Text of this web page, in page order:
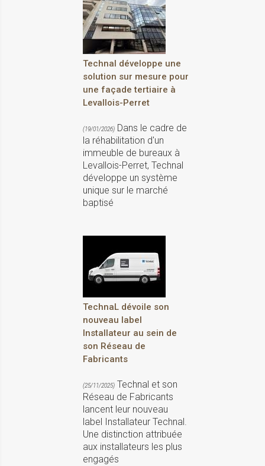
Technal développe une
solution sur mesure pour
une façade tertiaire à
Levallois-Perret
(19/01/2026) Dans le cadre de
la réhabilitation d'un
immeuble de bureaux à
Levallois-Perret, Technal
développe un système
unique sur le marché
baptisé
TechnaL dévoile son
nouveau label
Installateur au sein de
son Réseau de
Fabricants
(25/11/2025) Technal et son
Réseau de Fabricants
lancent leur nouveau
label Installateur Technal.
Une distinction attribuée
aux installateurs les plus
engagés